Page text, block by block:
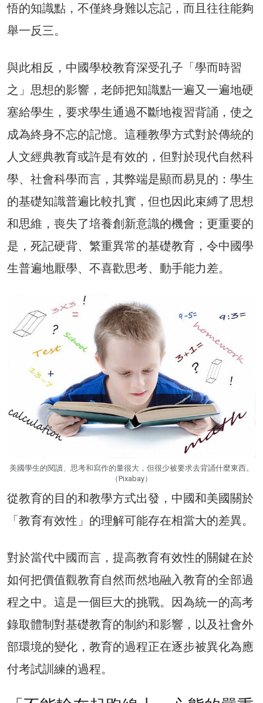
悟的知識點，不僅終身難以忘記，而且往往能夠
舉一反三。
與此相反，中國學校教育深受孔子「學而時習
之」思想的影響，老師把知識點一遍又一遍地硬
塞給學生，要求學生通過不斷地複習背誦，使之
成為終身不忘的記憶。這種教學方式對於傳統的
人文經典教育或許是有效的，但對於現代自然科
學、社會科學而言，其弊端是顯而易見的：學生
的基礎知識普遍比較扎實，但也因此束縛了思想
和思維，喪失了培養創新意識的機會；更重要的
是，死記硬背、繁重異常的基礎教育，令中國學
生普遍地厭學、不喜歡思考、動手能力差。
美國學生的閱讀、思考和寫作的量很大，但很少被要求去背誦什麼東西。
（Pixabay）
從教育的目的和教學方式出發，中國和美國關於
「教育有效性」的理解可能存在相當大的差異。
對於當代中國而言，提高教育有效性的關鍵在於
如何把價值觀教育自然而然地融入教育的全部過
程之中。這是一個巨大的挑戰。因為統一的高考
錄取體制對基礎教育的制約和影響，以及社會外
部環境的變化，教育的過程正在逐步被異化為應
付考試訓練的過程。